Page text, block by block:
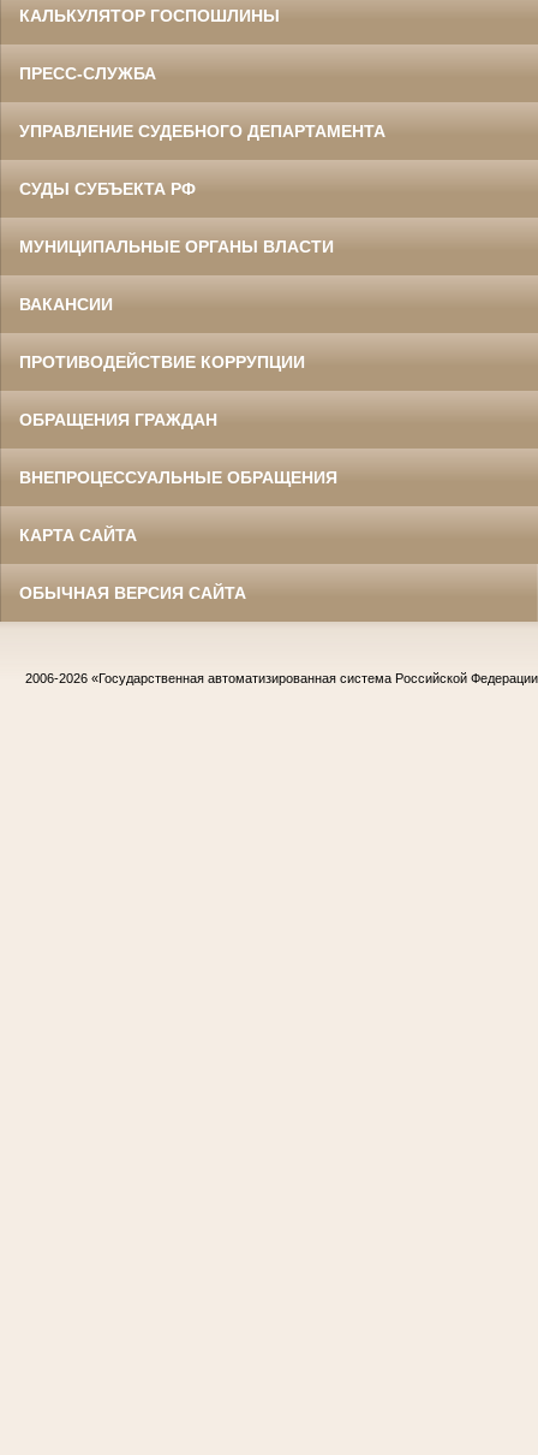
КАЛЬКУЛЯТОР ГОСПОШЛИНЫ
ПРЕСС-СЛУЖБА
УПРАВЛЕНИЕ СУДЕБНОГО ДЕПАРТАМЕНТА
СУДЫ СУБЪЕКТА РФ
МУНИЦИПАЛЬНЫЕ ОРГАНЫ ВЛАСТИ
ВАКАНСИИ
ПРОТИВОДЕЙСТВИЕ КОРРУПЦИИ
ОБРАЩЕНИЯ ГРАЖДАН
ВНЕПРОЦЕССУАЛЬНЫЕ ОБРАЩЕНИЯ
КАРТА САЙТА
ОБЫЧНАЯ ВЕРСИЯ САЙТА
2006-2026 «Государственная автоматизированная система Российской